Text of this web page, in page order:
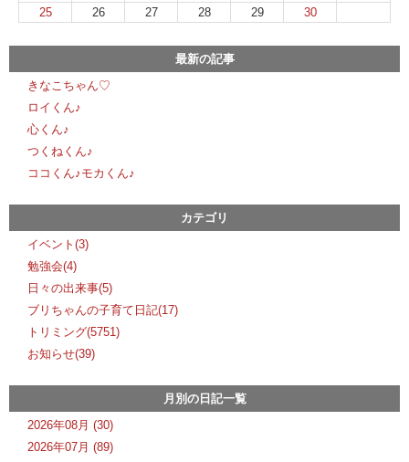
25
26 27 28 29 30
最新の記事
きなこちゃん♡
ロイくん♪
心くん♪
つくねくん♪
ココくん♪モカくん♪
カテゴリ
イベント(3)
勉強会(4)
日々の出来事(5)
ブリちゃんの子育て日記(17)
トリミング(5751)
お知らせ(39)
月別の日記一覧
2026年08月 (30)
2026年07月 (89)